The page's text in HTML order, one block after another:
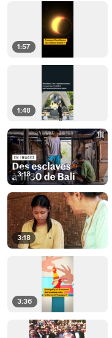
1:57
1:48
3:18
3:18
3:36